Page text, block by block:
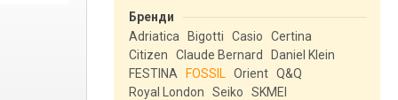
Бренди
Adriatica
Bigotti Casio
Certina
Citizen
Claude Bernard
Daniel Klein
FESTINA
FOSSIL Orient Q&Q
Royal London
Seiko
SKMEI